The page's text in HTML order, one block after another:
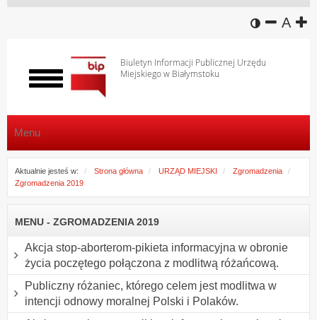
wersja
A
Biuletyn Informacji Publicznej Urzędu
Miejskiego w Białymstoku
Włącz
menu
Menu
Aktualnie jesteś w: Strona główna URZĄD MIEJSKI
Zgromadzenia
Zgromadzenia 2019
MENU - ZGROMADZENIA 2019
Akcja stop-aborterom-pikieta informacyjna w obronie
życia poczętego połączona z modlitwą różańcową.
Publiczny różaniec, którego celem jest modlitwa w
intencji odnowy moralnej Polski i Polaków.